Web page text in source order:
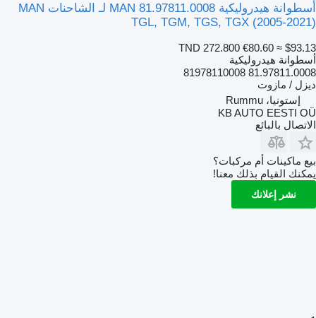
أسطوانة هيدروليكية MAN 81.97811.0008 لـ الشاحنات MAN
TGL, TGM, TGS, TGX (2005-2021)
TND 272.800 €80.60 ≈ $93.13
أسطوانة هيدروليكية
81.97811.0008 81978110008
ديزل / مازوت
إستونيا، Rummu
KB AUTO EESTI OÜ
الاتصال بالبائع
بيع ماكينات أم مركبات؟
يمكنك القيام بذلك معنا!
نشر إعلانك